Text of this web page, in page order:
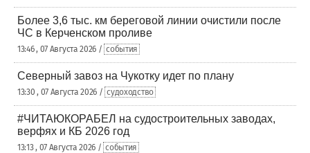
Более 3,6 тыс. км береговой линии очистили после
ЧС в Керченском проливе
13:46 , 07 Августа 2026 / события
Северный завоз на Чукотку идет по плану
13:30 , 07 Августа 2026 / судоходство
#ЧИТАЮКОРАБЕЛ на судостроительных заводах,
верфях и КБ 2026 год
13:13 , 07 Августа 2026 / события